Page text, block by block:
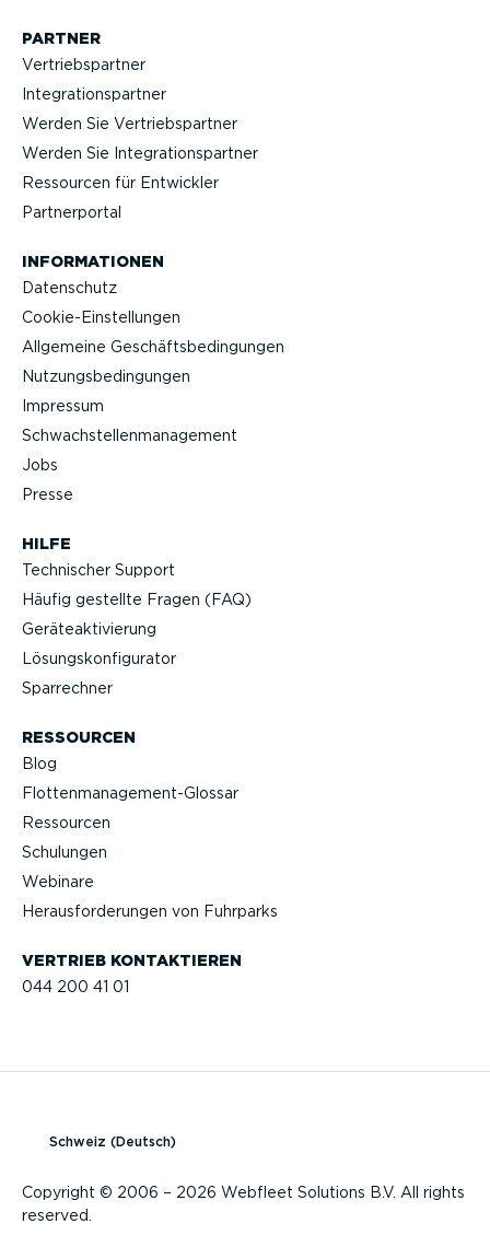
VERTRIEB KONTAK­TIEREN
044 200 41 01
HILFE
Technischer Support
Häufig gestellte Fragen (FAQ)
Geräteak­ti­vierung
Lösungs­kon­fi­gu­rator
Sparrechner
RESSOURCEN
Blog
Flotten­management-Glossar
Ressourcen
Schulungen
Webinare
Heraus­for­de­rungen von Fuhrparks
PARTNER
Vertriebs­partner
Integra­ti­ons­partner
Werden Sie Vertriebs­partner
Werden Sie Integra­ti­ons­partner
Ressourcen für Entwickler
Partner­portal
INFOR­MA­TIONEN
Datenschutz
Cookie-Ein­stel­lungen
Allgemeine Geschäfts­be­din­gungen
Nutzungs­be­din­gungen
Impressum
Schwach­stel­len­ma­nagement
Jobs
Presse
Copyright © 2006 – 2026 Webfleet Solutions B.V. All rights
reserved.
Schweiz (Deutsch)